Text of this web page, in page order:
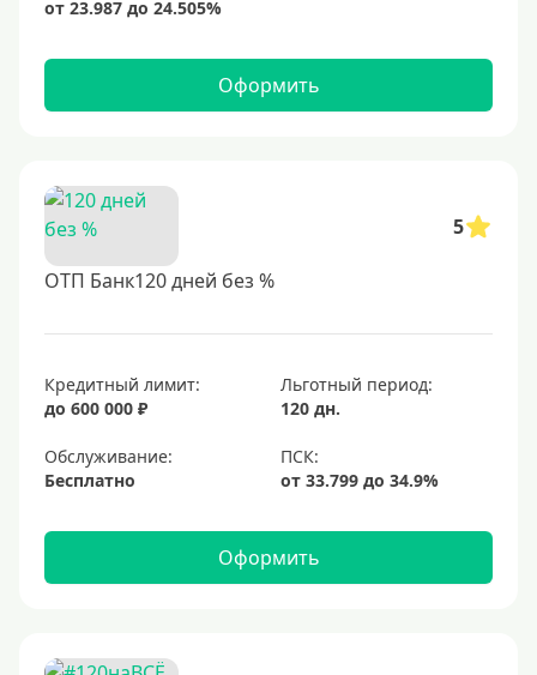
Оформить
5
ОТП Банк120 дней без %
Кредитный лимит:
до 600 000 ₽
Льготный период:
120 дн.
Обслуживание:
Бесплатно
Оформить